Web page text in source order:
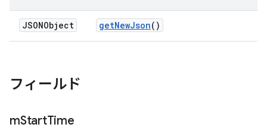
JSONObject getNewJson()
フィールド
mStartTime